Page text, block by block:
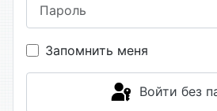
Запомнить меня
Войти без